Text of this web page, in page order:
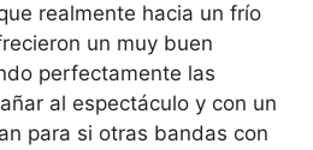
realmente hacia un frío
un muy buen
perfectamente las
al espectáculo y con un
para si otras bandas con